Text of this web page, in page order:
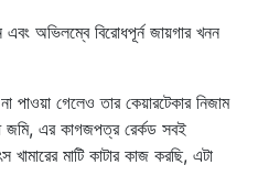
অভিলম্বে বিরোধপূর্ন জায়গার খনন
গেলেও তার কেয়ারটেকার নিজাম
জমি, এর কাগজপত্র রের্কড সবই
মাটি কাটার কাজ করছি, এটা